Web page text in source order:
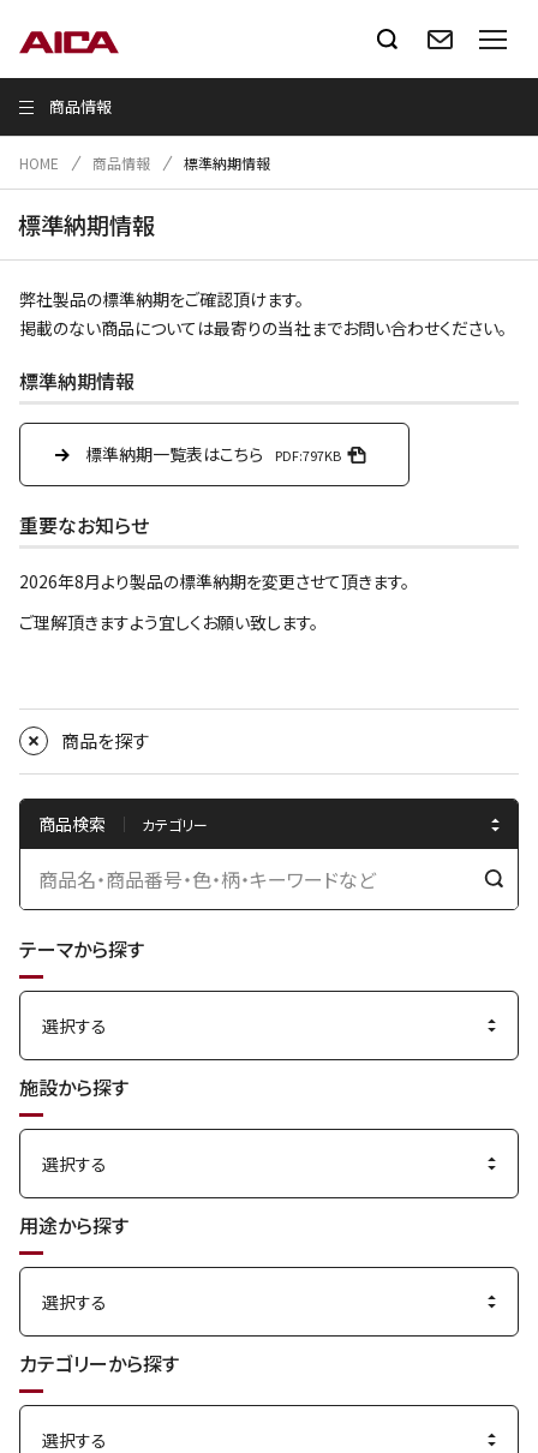
商品情報
HOME 商品情報 標準納期情報
標準納期情報
弊社製品の標準納期をご確認頂けます。
掲載のない商品については最寄りの当社までお問い合わせください。
標準納期情報
標準納期一覧表はこちら PDF:797KB
重要なお知らせ
2026年8月より製品の標準納期を変更させて頂きます。
ご理解頂きますよう宜しくお願い致します。
商品を探す
商品検索
検
テーマから探す
施設から探す
用途から探す
カテゴリーから探す